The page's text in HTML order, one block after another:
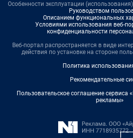
Особенности эксплуатации
Руководством
Описанием функциональных
Условиями использования веб-
конфиденциальности
Веб-портал распространяется в виде
действия по установке на стороне
Политика
Рекомендательные
Пользовательское соглашение сервиса
рекламы»